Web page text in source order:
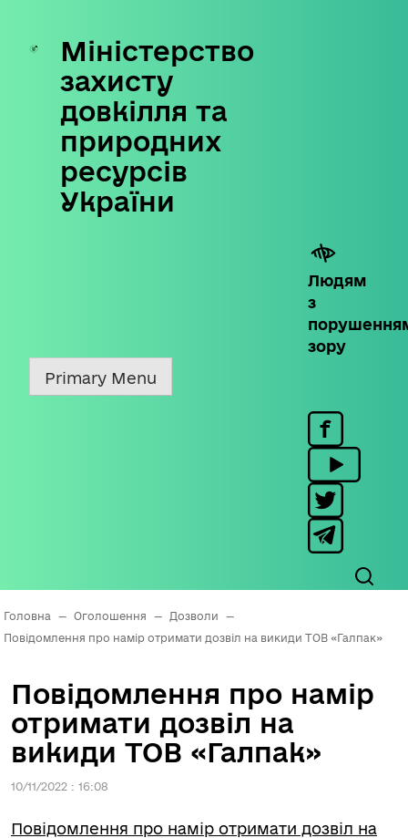
Skip
content
Міністерство
захисту
довкілля та
природних
ресурсів
України
Людям
з
зору
Primary Menu
Головна — Оголошення — Дозволи
—
Повідомлення про намір отримати дозвіл на викиди ТОВ «Галпак»
Повідомлення про намір
отримати дозвіл на
викиди ТОВ «Галпак»
10/11/2022 : 16:08
Повідомлення про намір отримати дозвіл на